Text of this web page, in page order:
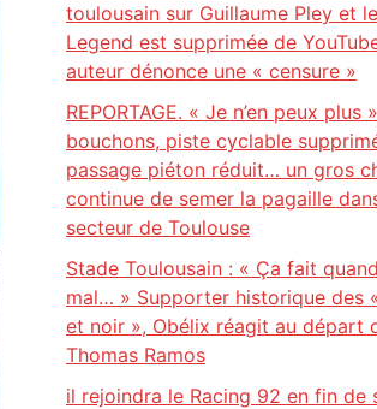
toulousain sur Guillaume Pley et
Legend est supprimée de
auteur dénonce une « censure »
REPORTAGE. « Je n’en peux plus
bouchons, piste cyclable
passage piéton réduit… un gros
continue de semer la pagaille
secteur de Toulouse
Stade Toulousain : « Ça fait
mal… » Supporter historique des
et noir », Obélix réagit au départ
Thomas Ramos
il rejoindra le Racing 92 en fin de